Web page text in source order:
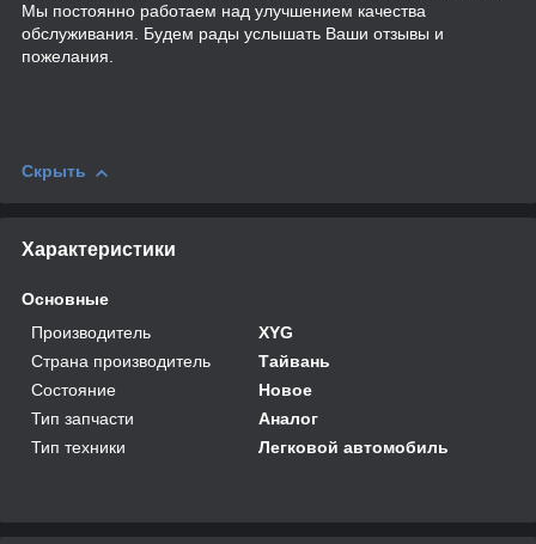
Мы постоянно работаем над улучшением качества
обслуживания. Будем рады услышать Ваши отзывы и
пожелания.
Скрыть
Характеристики
Основные
Производитель
XYG
Страна производитель
Тайвань
Состояние
Новое
Тип запчасти
Аналог
Тип техники
Легковой автомобиль